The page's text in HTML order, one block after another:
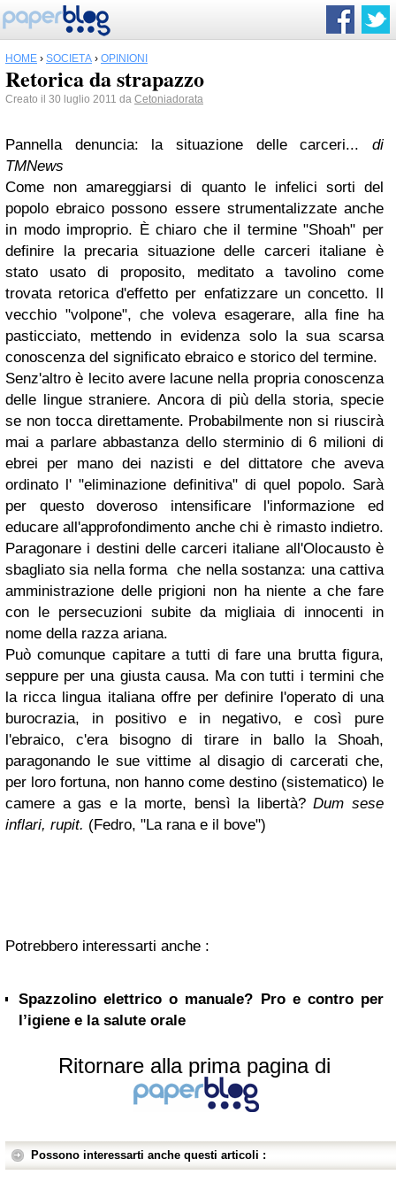
HOME › SOCIETÀ › OPINIONI
Retorica da strapazzo
Creato il 30 luglio 2011 da Cetoniadorata
Pannella denuncia: la situazione delle carceri... di
TMNews
Come non amareggiarsi di quanto le infelici sorti del
popolo ebraico possono essere strumentalizzate anche
in modo improprio. È chiaro che il termine "Shoah" per
definire la precaria situazione delle carceri italiane è
stato usato di proposito, meditato a tavolino come
trovata retorica d'effetto per enfatizzare un concetto. Il
vecchio "volpone", che voleva esagerare, alla fine ha
pasticciato, mettendo in evidenza solo la sua scarsa
conoscenza del significato ebraico e storico del termine.
Senz'altro è lecito avere lacune nella propria conoscenza
delle lingue straniere. Ancora di più della storia, specie
se non tocca direttamente. Probabilmente non si riuscirà
mai a parlare abbastanza dello sterminio di 6 milioni di
ebrei per mano dei nazisti e del dittatore che aveva
ordinato l' "eliminazione definitiva" di quel popolo. Sarà
per questo doveroso intensificare l'informazione ed
educare all'approfondimento anche chi è rimasto indietro.
Paragonare i destini delle carceri italiane all'Olocausto è
sbagliato sia nella forma che nella sostanza: una cattiva
amministrazione delle prigioni non ha niente a che fare
con le persecuzioni subite da migliaia di innocenti in
nome della razza ariana.
Può comunque capitare a tutti di fare una brutta figura,
seppure per una giusta causa. Ma con tutti i termini che
la ricca lingua italiana offre per definire l'operato di una
burocrazia, in positivo e in negativo, e così pure
l'ebraico, c'era bisogno di tirare in ballo la Shoah,
paragonando le sue vittime al disagio di carcerati che,
per loro fortuna, non hanno come destino (sistematico) le
camere a gas e la morte, bensì la libertà?Dum sese
inflari, rupit. (Fedro, "La rana e il bove")
Potrebbero interessarti anche :
Spazzolino elettrico o manuale? Pro e contro per
l’igiene e la salute orale
Ritornare alla prima pagina di
Possono interessarti anche questi articoli :